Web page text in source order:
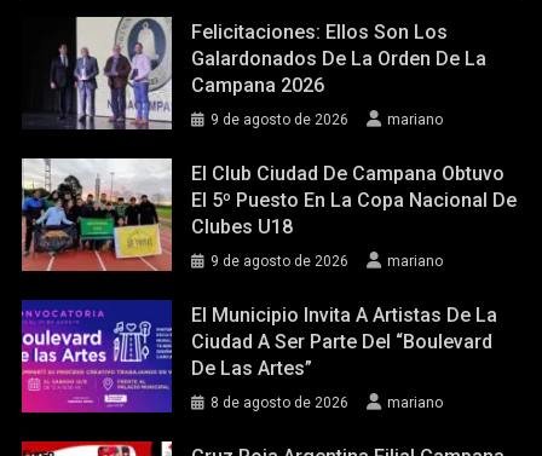
Felicitaciones: Ellos Son Los
Galardonados De La Orden De La
Campana 2026
9 de agosto de 2026 mariano
El Club Ciudad De Campana Obtuvo
El 5º Puesto En La Copa Nacional De
Clubes U18
9 de agosto de 2026 mariano
El Municipio Invita A Artistas De La
Ciudad A Ser Parte Del “Boulevard
De Las Artes”
8 de agosto de 2026 mariano